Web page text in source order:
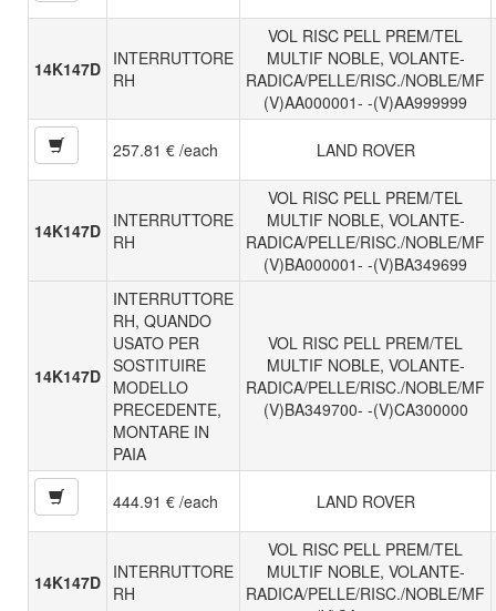
14K147D INTERRUTTORE
RH
VOL RISC PELL PREM/TEL
MULTIF NOBLE, VOLANTE-
RADICA/PELLE/RISC./NOBLE/MF
(V)AA000001- -(V)AA999999
257.81 € /each LAND ROVER
14K147D INTERRUTTORE
RH
VOL RISC PELL PREM/TEL
MULTIF NOBLE, VOLANTE-
RADICA/PELLE/RISC./NOBLE/MF
(V)BA000001- -(V)BA349699
14K147D
INTERRUTTORE
RH, QUANDO
USATO PER
SOSTITUIRE
MODELLO
PRECEDENTE,
MONTARE IN
PAIA
VOL RISC PELL PREM/TEL
MULTIF NOBLE, VOLANTE-
RADICA/PELLE/RISC./NOBLE/MF
(V)BA349700- -(V)CA300000
444.91 € /each LAND ROVER
14K147D INTERRUTTORE
RH
VOL RISC PELL PREM/TEL
MULTIF NOBLE, VOLANTE-
RADICA/PELLE/RISC./NOBLE/MF